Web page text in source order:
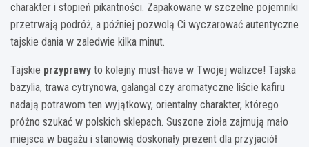
charakter i stopień pikantności. Zapakowane w szczelne pojemniki
przetrwają podróż, a później pozwolą Ci wyczarować autentyczne
tajskie dania w zaledwie kilka minut.
Tajskie przyprawy to kolejny must-have w Twojej walizce! Tajska
bazylia, trawa cytrynowa, galangal czy aromatyczne liście kafiru
nadają potrawom ten wyjątkowy, orientalny charakter, którego
próżno szukać w polskich sklepach. Suszone zioła zajmują mało
miejsca w bagażu i stanowią doskonały prezent dla przyjaciół